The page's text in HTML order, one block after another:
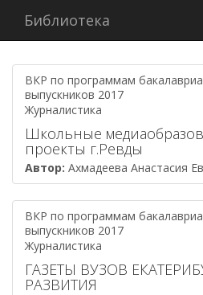
Библиотека
ВКР по программам
выпускников 2017
Журналистика
Школьные
проекты г.Ревды
Автор: Ахмадеева Анастасия
ВКР по программам
выпускников 2017
Журналистика
ГАЗЕТЫ ВУЗОВ
РАЗВИТИЯ